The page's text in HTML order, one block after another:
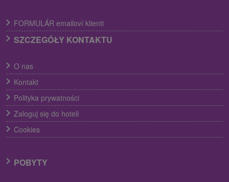
FORMULÁR emailoví klienti
SZCZEGÓŁY KONTAKTU
O nas
Kontakt
Polityka prywatności
Zaloguj się do hoteli
Cookies
POBYTY